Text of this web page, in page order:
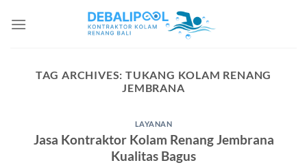
TAG ARCHIVES: TUKANG KOLAM RENANG
JEMBRANA
LAYANAN
Jasa Kontraktor Kolam Renang Jembrana
Kualitas Bagus